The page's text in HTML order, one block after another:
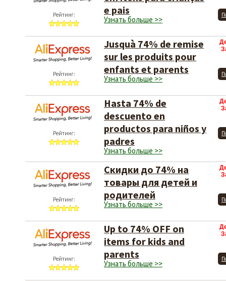
Рейтинг:
e pais
Узнать больше >>
Рейтинг:
Jusquà 74% de remise
sur les produits pour
enfants et parents
Узнать больше >>
Рейтинг:
Hasta 74% de
descuento en
productos para niños y
padres
Узнать больше >>
Рейтинг:
Скидки до 74% на
товары для детей и
родителей
Узнать больше >>
Рейтинг:
Up to 74% OFF on
items for kids and
parents
Узнать больше >>